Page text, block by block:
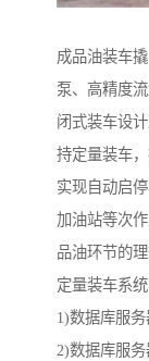
成品油装车
泵、高精度
闭式装车设
持定量装车
实现自动启
加油站等次
品油环节的理
定量装车系
1)数据库服
2)数据库服